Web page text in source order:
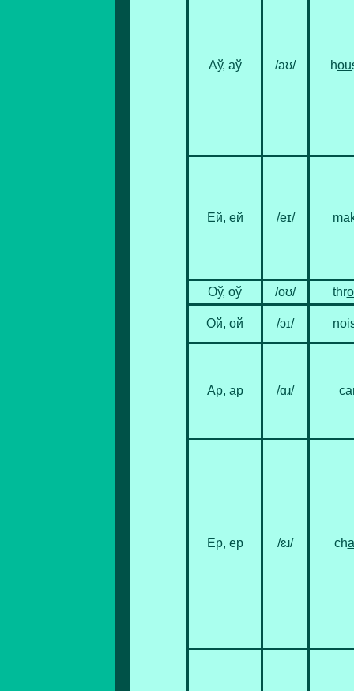
Аў, аў /aʊ/ hou
Ей, ей /eɪ/ ma
Оў, оў /oʊ/ thr
Ой, ой /ɔɪ/ noi
Ар, ар /ɑɹ/ c
Ер, ер /ɛɹ/ ch